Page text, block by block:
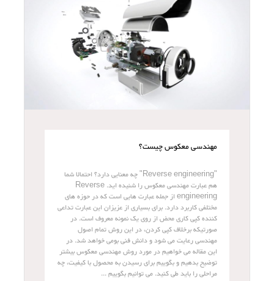
مهندسی معکوس چیست؟
"Reverse engineering" چه معنایی دارد؟ احتمالا شما
هم عبارت مهندسی معکوس را شنیده اید. Reverse
engineering از جمله عبارت هایی است که در حوزه های
مختلفی کاربرد دارد. برای بسیاری از عزیزان این عبارت تداعی
کننده کپی کاری محض از روی یک نمونه معروف است. در
صورتیکه برخلاف کپی کردن، در این روش تمام اصول
مهندسی رعایت می شود و دانش فنی بومی خواهد شد. در
این مقاله می خواهیم در مورد روش مهندسی معکوس بیشتر
توضیح بدهیم و بگوییم برای رسیدن به محصول با کیفیت، چه
مراحلی را باید طی کنید. می توانیم بگوییم ...